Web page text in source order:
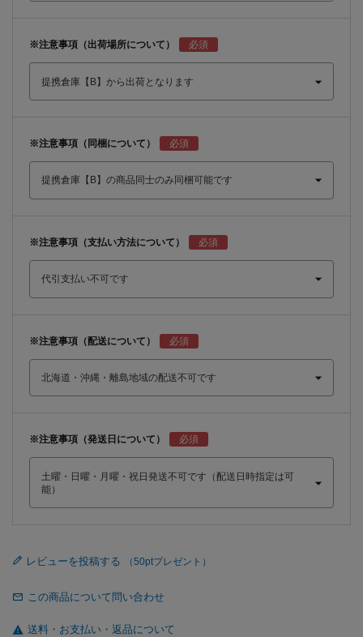
※注意事項（出荷場所について）
※注意事項（同梱について）
※注意事項（支払い方法について）
※注意事項（配送について）
※注意事項（発送日について）
レビューを投稿する
この商品について問い合わせ
送料・お支払い・返品について